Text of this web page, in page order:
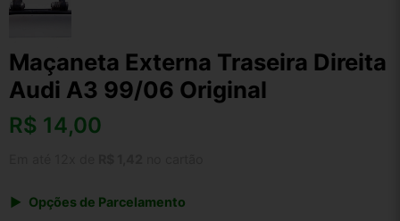
Maçaneta Externa Traseira Direita
Audi A3 99/06 Original
R$ 14,00
Opções de Parcelamento